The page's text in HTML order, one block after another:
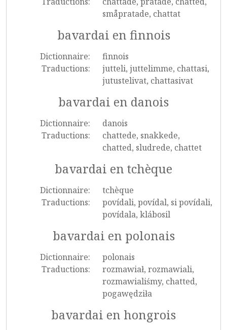
småpratade, chattat
bavardai en finnois
Dictionnaire:
finnois
Traductions:
jutteli, juttelimme, chattasi,
jutustelivat, chattasivat
bavardai en danois
Dictionnaire:
danois
Traductions:
chattede, snakkede,
chatted, sludrede, chattet
bavardai en tchèque
Dictionnaire:
tchèque
Traductions:
povídali, povídal, si povídali,
povídala, klábosil
bavardai en polonais
Dictionnaire:
polonais
Traductions:
rozmawiał, rozmawiali,
rozmawialiśmy, chatted,
pogawędziła
bavardai en hongrois